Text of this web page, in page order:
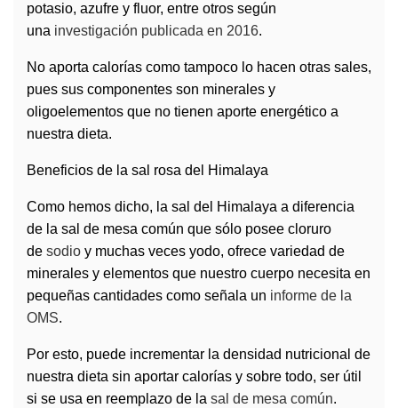
potasio, azufre y fluor, entre otros según
una investigación publicada en 2016.
No aporta calorías como tampoco lo hacen otras sales,
pues sus componentes son minerales y
oligoelementos que no tienen aporte energético a
nuestra dieta.
Beneficios de la sal rosa del Himalaya
Como hemos dicho, la sal del Himalaya a diferencia
de la sal de mesa común que sólo posee cloruro
de sodio y muchas veces yodo, ofrece variedad de
minerales y elementos que nuestro cuerpo necesita en
pequeñas cantidades como señala un informe de la
OMS.
Por esto, puede incrementar la densidad nutricional de
nuestra dieta sin aportar calorías y sobre todo, ser útil
si se usa en reemplazo de la sal de mesa común.